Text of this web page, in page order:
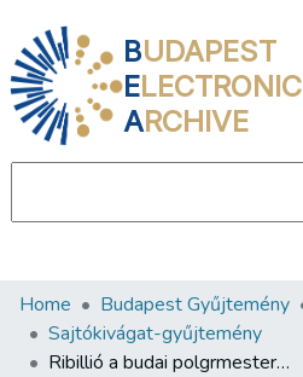
BUDAPEST
ELECTRONIC
ARCHIVE
Communities & Collections
All of DSpace
Home Budapest Gyűjtemény
Sajtókivágat-gyűjtemény
Ribillió a budai polgrmesterség körül